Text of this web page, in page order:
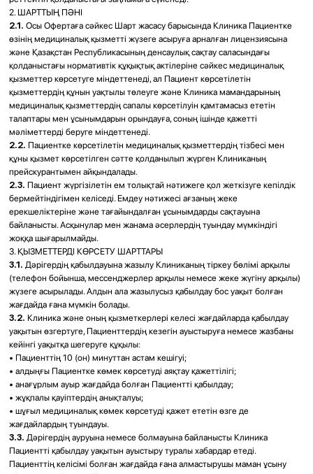
медициналық қызметкердің қолымен расталады;
6.1.7.Клиниканың лауазымды адамдарына, сондай-ақ бақылаушы және/
немесе қадағалаушы органдарға немесе сотқа шағым жасауға;
Клиника қызметкерлерінің медициналық көмекке жүгіну фактісін,
денсаулық жағдайын, диагнозын және тексеру мен емдеу кезінде
алынған өзге де мәліметтерді заңнамалық актілерде көзделген
жағдайларды қоспағанда құпияда сақтауға. Пациенттің медициналық
көмекке жүгінген және оны алған кезде берген деректерінің, сондай-ақ
дәрігерлік құпияны құрайтын өзге де ақпараттың құпиялылығын сақтау
құқығы медициналық қызметкерлер мен өзге адамдардың оны жария
еткені үшін жауапкершілігін туындатады;
6.1.9.Өзінің денсаулық жағдайы туралы бар ақпаратты қолжетімді
нысанда алуға, оның ішінде тексеру нәтижелері, аурудың болуы,
диагнозы мен болжамы, емдеу әдістері, оларға байланысты тәуекелдер,
ықтимал медициналық араласулардың нұсқалары, олардың салдарлары
мен жүргізілген емнің нәтижелері туралы.
6.2.Пациенттің міндеттері:
Медициналық қызметкерлерге, медициналық көмек көрсетуге
қатысатын басқа адамдарға құрметпен қарауға, сондай-ақ басқа
Пациенттердің құқықтарын құрметтеуге;
6.2.2.
Медициналық көмек көрсетуші тұлғаға өзінің денсаулық жағдайы
туралы шынайы ақпарат беруге, соның ішінде дәрілік заттарды қолдануға
қарсы көрсетілімдер, аллергиялық реакциялар, бұрынғы және тұқым
қуалайтын аурулар туралы. Пациент өзінің денсаулығы туралы ақпаратты
бұрмалаудың қойылатын диагноздың дұрыстығы мен қауіпсіздігіне,
тағайындалған емдеуге, сауығу ықтималдығына әсер етуі мүмкін екенін
білуге тиіс;
6.2.3.
Емдеуші дәрігердің медициналық тағайындауларын және
ұсынымдарын уақтылы әрі дәл орындауға;
6.2.4.Медициналық көмектің барлық кезеңдерінде дәрігермен
ынтымақтаса әрекет етуге;
Клиникадағы Пациенттер үшін белгіленген ішкі тәртіп
қағидаларын сақтауға;
6.2.6. Клиниканың мүлкіне ұқыпты қарауға;
Өзінің денсаулық жағдайы нашарлағаны туралы емдеуші дәрігерді
дереу хабардар етуге, ал ол болмаған жағдайда бұл ақпаратты
Клиниканың тіркеу бөлімінің қызметкеріне жеткізуге міндетті.
7. ҚҰПИЯЛЫҚ ЖӘНЕ ДЕРБЕС ДЕРЕКТЕР
Пациент Офертаға акцепт беру арқылы қызметтерді көрсету және
құжаттаманы жүргізу мақсатында, соның ішінде денсаулығына қатысты
мәліметтерді қоса алғанда, өзінің дербес деректерін өңдеуге келісім
7.2.Өңдеуге жинау, сақтау, нақтылау, пайдалану, дербестендірмеу,
бұғаттау және жою кіреді, бұл ретте автоматтандырылған да,
автоматтандырылмаған да құралдар қолданылады.
Клиника заңда көзделген жағдайларды қоспағанда, деректердің
құпиялылығын қамтамасыз етуге міндеттенеді.
7.4.Мәліметтерді беру келесі жағдайларда рұқсат етіледі: Пациенттің
жазбаша келісімімен; уәкілетті органдардың сұратулары бойынша; еркін
білдіруге қабілетсіз Пациентке көмек көрсету үшін.